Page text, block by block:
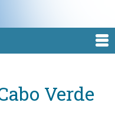
Verde